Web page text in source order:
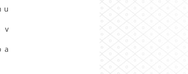
u
v
a